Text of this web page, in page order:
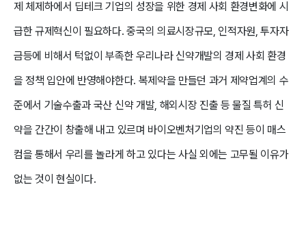
제 체제하에서 딥테크 기업의 성장을 위한 경제 사회 환경변화에 시
급한 규제혁신이 필요하다. 중국의 의료시장규모, 인적자원, 투자자
금등에 비해서 턱없이 부족한 우리나라 신약개발의 경제 사회 환경
을 정책 입안에 반영해야한다. 복제약을 만들던 과거 제약업계의 수
준에서 기술수출과 국산 신약 개발, 해외시장 진출 등 물질 특허 신
약을 간간이 창출해 내고 있르며 바이오벤처기업의 약진 등이 매스
컴을 통해서 우리를 놀라게 하고 있다는 사실 외에는 고무될 이유가
없는 것이 현실이다.